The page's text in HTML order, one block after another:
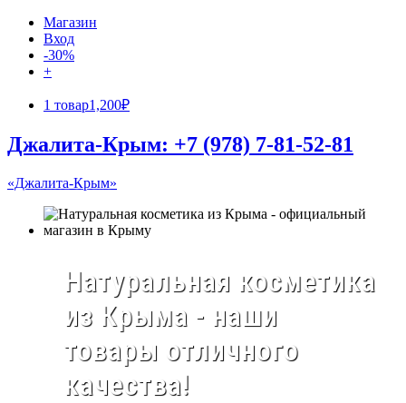
Магазин
Вход
-30%
+
1 товар1,200₽
Джалита-Крым: +7 (978) 7-81-52-81
«Джалита-Крым»
Натуральная косметика
из Крыма - наши
товары отличного
качества!